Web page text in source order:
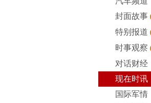
封面故事
特别报道
时事观察
对话财经
现在时讯
国际军情